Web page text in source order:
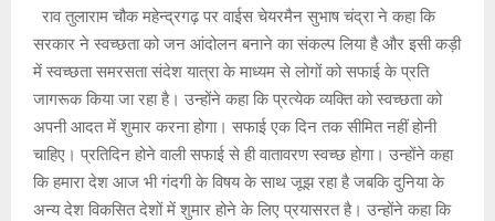
राव तुलाराम चौक महेन्द्रगढ़ पर वाईस चेयरमैन सुभाष चंद्रा ने कहा कि
सरकार ने स्वच्छता को जन आंदोलन बनाने का संकल्प लिया है और इसी कड़ी
में स्वच्छता समरसता संदेश यात्रा के माध्यम से लोगों को सफाई के प्रति
जागरूक किया जा रहा है। उन्होंने कहा कि प्रत्येक व्यक्ति को स्वच्छता को
अपनी आदत में शुमार करना होगा। सफाई एक दिन तक सीमित नहीं होनी
चाहिए। प्रतिदिन होने वाली सफाई से ही वातावरण स्वच्छ होगा। उन्होंने कहा
कि हमारा देश आज भी गंदगी के विषय के साथ जूझ रहा है जबकि दुनिया के
अन्य देश विकसित देशों में शुमार होने के लिए प्रयासरत है। उन्होंने कहा कि